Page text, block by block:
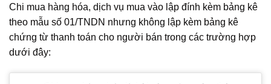
Chi mua hàng hóa, dịch vụ mua vào lập đính kèm bảng kê
theo mẫu số 01/TNDN nhưng không lập kèm bảng kê
chứng từ thanh toán cho người bán trong các trường hợp
dưới đây: